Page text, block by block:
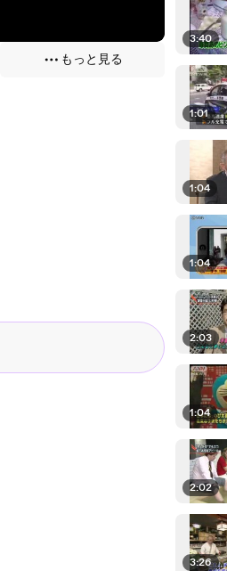
もっと見る
3:40
1:01
1:04
1:04
2:03
1:04
2:02
3:26